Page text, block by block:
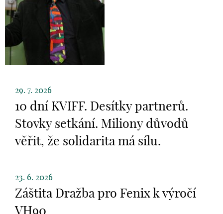
29. 7. 2026
10 dní KVIFF. Desítky partnerů.
Stovky setkání. Miliony důvodů
věřit, že solidarita má sílu.
23. 6. 2026
Záštita Dražba pro Fenix k výročí
VH90